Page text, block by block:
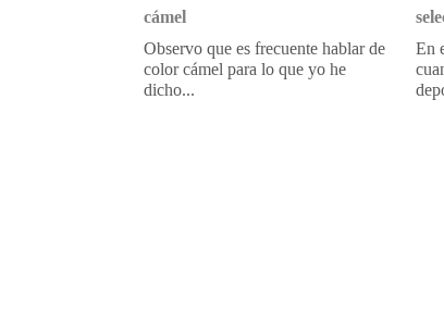
cámel
Observo que es frecuente hablar de
color cámel para lo que yo he
dicho...
En